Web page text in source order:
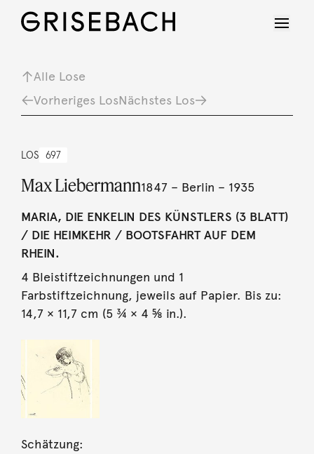
Alle Lose
Vorheriges LosNächstes Los
LOS 697
Max Liebermann1847 – Berlin – 1935
MARIA, DIE ENKELIN DES KÜNSTLERS (3 BLATT)
/ DIE HEIMKEHR / BOOTSFAHRT AUF DEM
RHEIN.
4 Bleistiftzeichnungen und 1
Farbstiftzeichnung, jeweils auf Papier. Bis zu:
14,7 × 11,7 cm (5 ¾ × 4 ⅝ in.).
Schätzung: